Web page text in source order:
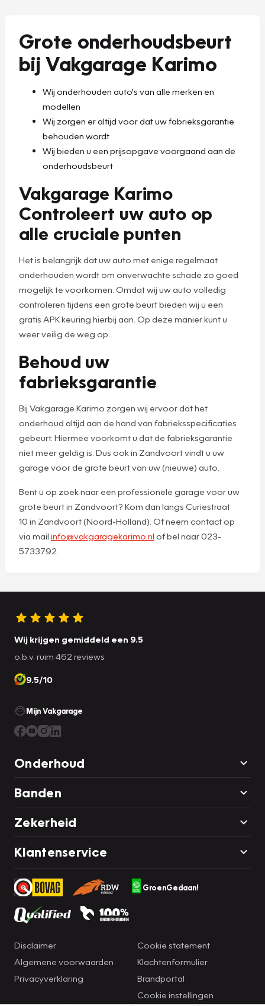
Grote onderhoudsbeurt
bij Vakgarage Karimo
Wij onderhouden auto's van alle merken en
modellen
Wij zorgen er altijd voor dat uw fabrieksgarantie
behouden wordt
Wij bieden u een prijsopgave voorgaand aan de
onderhoudsbeurt
Vakgarage Karimo
Controleert uw auto op
alle cruciale punten
Het is belangrijk dat uw auto met enige regelmaat
onderhouden wordt om onverwachte schade zo goed
mogelijk te voorkomen. Omdat wij uw auto volledig
controleren tijdens een grote beurt bieden wij u een
gratis APK keuring hierbij aan. Op deze manier kunt u
weer veilig de weg op.
Behoud uw
fabrieksgarantie
Bij Vakgarage Karimo zorgen wij ervoor dat het
onderhoud altijd aan de hand van fabrieksspecificaties
gebeurt. Hiermee voorkomt u dat de fabrieksgarantie
niet meer geldig is. Dus ook in Zandvoort vindt u uw
garage voor de grote beurt van uw (nieuwe) auto.
Bent u op zoek naar een professionele garage voor uw
grote beurt in Zandvoort? Kom dan langs Curiestraat
10 in Zandvoort (Noord-Holland). Of neem contact op
via mail info@vakgaragekarimo.nl of bel naar 023-
5733792.
Wij krijgen gemiddeld een 9.5
o.b.v. ruim 462 reviews
9.5/10
Mijn Vakgarage
Onderhoud
Banden
Zekerheid
Klantenservice
GroenGedaan!
Disclaimer
Algemene voorwaarden
Privacyverklaring
Cookie statement
Klachtenformulier
Brandportal
Cookie instellingen